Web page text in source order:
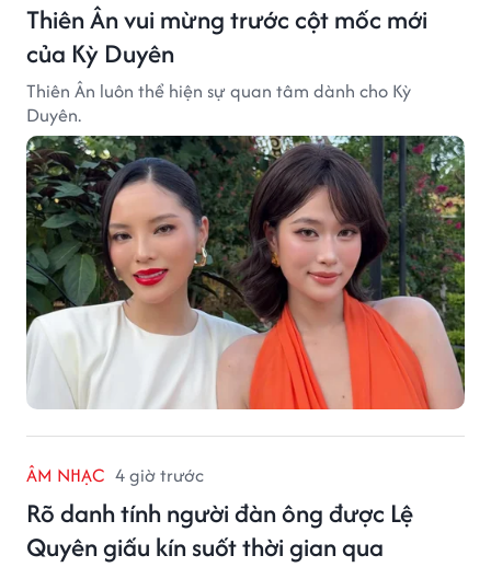
Thiên Ân vui mừng trước cột mốc mới
của Kỳ Duyên
Thiên Ân luôn thể hiện sự quan tâm dành cho Kỳ
Duyên.
ÂM NHẠC 4 giờ trước
Rõ danh tính người đàn ông được Lệ
Quyên giấu kín suốt thời gian qua